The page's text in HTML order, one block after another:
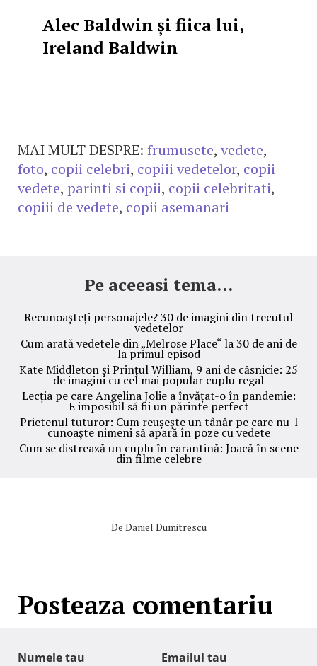
Alec Baldwin și fiica lui,
Ireland Baldwin
MAI MULT DESPRE: frumusete, vedete,
foto, copii celebri, copiii vedetelor, copii
vedete, parinti si copii, copii celebritati,
copiii de vedete, copii asemanari
Pe aceeasi tema...
Recunoașteți personajele? 30 de imagini din trecutul
vedetelor
Cum arată vedetele din „Melrose Place“ la 30 de ani de
la primul episod
Kate Middleton și Prințul William, 9 ani de căsnicie: 25
de imagini cu cel mai popular cuplu regal
Lecția pe care Angelina Jolie a învățat-o în pandemie:
E imposibil să fii un părinte perfect
Prietenul tuturor: Cum reușește un tânăr pe care nu-l
cunoaște nimeni să apară în poze cu vedete
Cum se distrează un cuplu în carantină: Joacă în scene
din filme celebre
De Daniel Dumitrescu
Posteaza comentariu
Numele tau Emailul tau